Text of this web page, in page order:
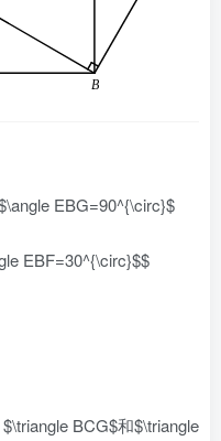
EBG=90^{\circ}$
EBF=30^{\circ}$$
BCG$和$\triangle